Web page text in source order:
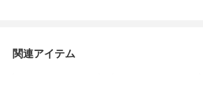
関連アイテム